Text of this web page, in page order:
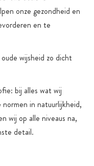
onze gezondheid en
en te
wijsheid zo dicht
bij alles wat wij
in natuurlijkheid,
wij op alle niveaus na,
detail.